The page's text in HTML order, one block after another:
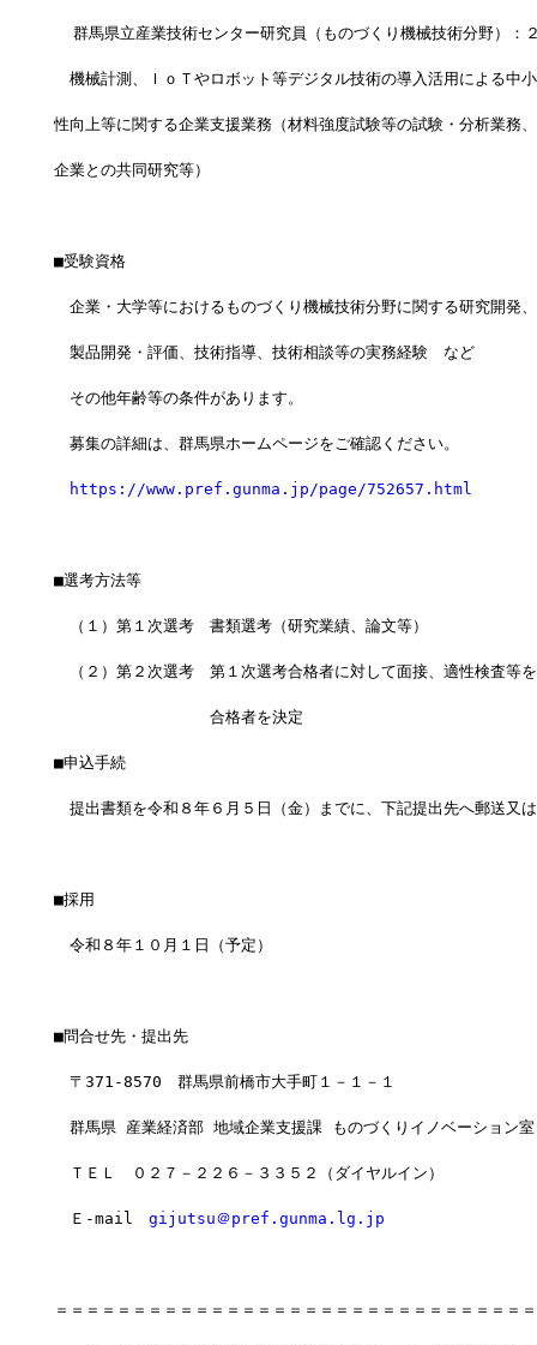
群馬県立産業技術センター研究員（ものづくり機械技術分野）：
機械計測、ＩｏＴやロボット等デジタル技術の導入活用による中
性向上等に関する企業支援業務（材料強度試験等の試験・分析業務
企業との共同研究等）
■受験資格
企業・大学等におけるものづくり機械技術分野に関する研究開発、
製品開発・評価、技術指導、技術相談等の実務経験　など
その他年齢等の条件があります。
募集の詳細は、群馬県ホームページをご確認ください。
https://www.pref.gunma.jp/page/752657.html
■選考方法等
（１）第１次選考　書類選考（研究業績、論文等）
（２）第２次選考　第１次選考合格者に対して面接、適性検査等
合格者を決定
■申込手続
提出書類を令和８年６月５日（金）までに、下記提出先へ郵送又
■採用
令和８年１０月１日（予定）
■問合せ先・提出先
〒371-8570　群馬県前橋市大手町１－１－１
群馬県 産業経済部 地域企業支援課 ものづくりイノベーション
ＴＥＬ　０２７－２２６－３３５２（ダイヤルイン）
Ｅ-mail gijutsu＠pref.gunma.lg.jp
＝＝＝＝＝＝＝＝＝＝＝＝＝＝＝＝＝＝＝＝＝＝＝＝＝＝＝＝＝＝